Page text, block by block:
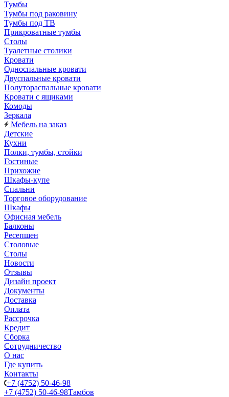
Тумбы
Тумбы под раковину
Тумбы под ТВ
Прикроватные тумбы
Столы
Туалетные столики
Кровати
Односпальные кровати
Двуспальные кровати
Полутораспальные кровати
Кровати с ящиками
Комоды
Зеркала
Мебель на заказ
Детские
Кухни
Полки, тумбы, стойки
Гостиные
Прихожие
Шкафы-купе
Спальни
Торговое оборудование
Шкафы
Офисная мебель
Балконы
Ресепшен
Столовые
Столы
Новости
Отзывы
Дизайн проект
Документы
Доставка
Оплата
Рассрочка
Кредит
Сборка
Сотрудничество
О нас
Где купить
Контакты
+7 (4752) 50-46-98
+7 (4752) 50-46-98Тамбов